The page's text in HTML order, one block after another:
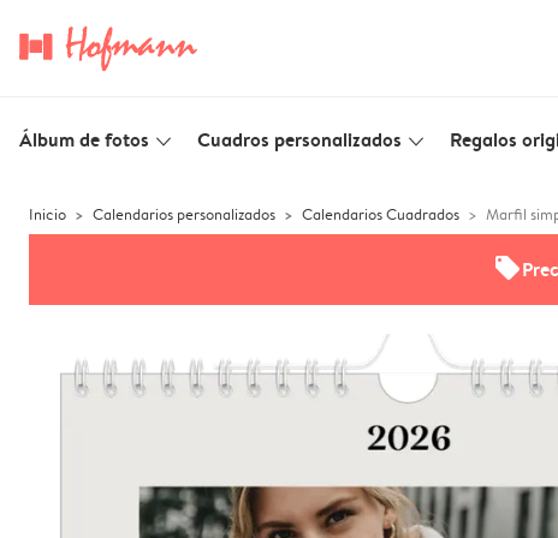
Álbum de fotos slim_arrow_down Cuadros personalizados slim_arrow_down Regalos
Inicio Calendarios personalizados Calendarios Cuadrados Marfil
offers